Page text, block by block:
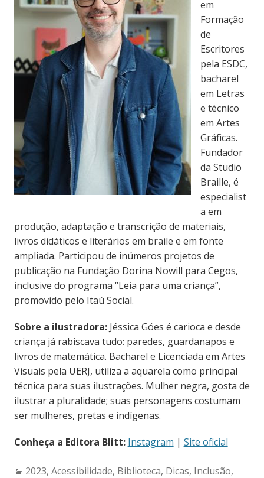
em
Formação
de
Escritores
pela ESDC,
bacharel
em Letras
e técnico
em Artes
Gráficas.
Fundador
da Studio
Braille, é
especialist
a em
produção, adaptação e transcrição de materiais,
livros didáticos e literários em braile e em fonte
ampliada. Participou de inúmeros projetos de
publicação na Fundação Dorina Nowill para Cegos,
inclusive do programa “Leia para uma criança”,
promovido pelo Itaú Social.
Sobre a ilustradora:Jéssica Góes é carioca e desde
criança já rabiscava tudo: paredes, guardanapos e
livros de matemática. Bacharel e Licenciada em Artes
Visuais pela UERJ, utiliza a aquarela como principal
técnica para suas ilustrações. Mulher negra, gosta de
ilustrar a pluralidade; suas personagens costumam
ser mulheres, pretas e indígenas.
Conheça a Editora Blitt: Instagram | Site oficial
Categories:
2023, Acessibilidade, Biblioteca, Dicas, Inclusão,